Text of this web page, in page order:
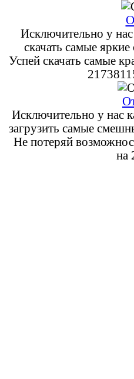
Исключительно у
скачать самые
Успей скачать самые
Исключительно у нас
загрузить самые
Не потеряй
на